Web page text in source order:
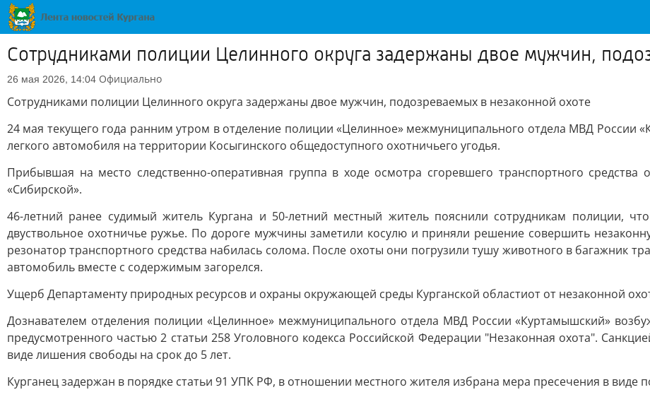
Сотрудниками полиции Целинного округа задержаны двое мужчин,
26 мая 2026, 14:04 Официально
Сотрудниками полиции Целинного округа задержаны двое мужчин, подозреваемых в незаконной охоте
24 мая текущего года ранним утром в отделение полиции «Целинное» межмуниципального отдела МВД России
легкого автомобиля на территории Косыгинского общедоступного охотничьего угодья.
Прибывшая на место следственно-оперативная группа в ходе осмотра сгоревшего транспортного
«Сибирской».
46-летний ранее судимый житель Кургана и 50-летний местный житель пояснили сотрудникам полиции,
двуствольное охотничье ружье. По дороге мужчины заметили косулю и приняли решение совершить
резонатор транспортного средства набилась солома. После охоты они погрузили тушу животного в багажник
автомобиль вместе с содержимым загорелся.
Ущерб Департаменту природных ресурсов и охраны окружающей среды Курганской областиот от незаконной
Дознавателем отделения полиции «Целинное» межмуниципального отдела МВД России «Куртамышский»
предусмотренного частью 2 статьи 258 Уголовного кодекса Российской Федерации "Незаконная охота".
виде лишения свободы на срок до 5 лет.
Курганец задержан в порядке статьи 91 УПК РФ, в отношении местного жителя избрана мера пресечения в